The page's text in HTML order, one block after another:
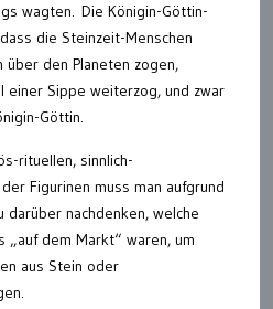
wagten. Die Königin-Göttin-
die Steinzeit-Menschen
den Planeten zogen,
einer Sippe weiterzog, und zwar
Göttin.
rituellen, sinnlich-
Figurinen muss man aufgrund
nachdenken, welche
„auf dem Markt“ waren, um
aus Stein oder